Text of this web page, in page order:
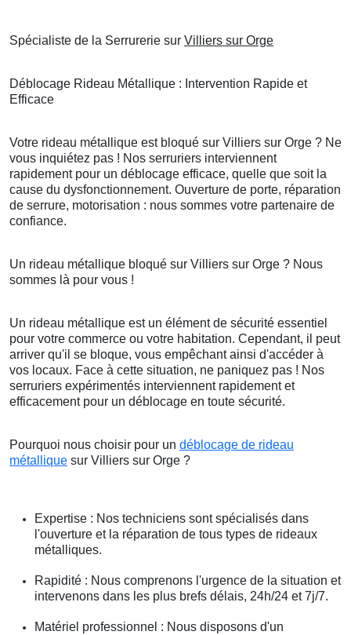
Spécialiste de la Serrurerie sur Villiers sur Orge
Déblocage Rideau Métallique : Intervention Rapide et
Efficace
Votre rideau métallique est bloqué sur Villiers sur Orge ? Ne
vous inquiétez pas ! Nos serruriers interviennent
rapidement pour un déblocage efficace, quelle que soit la
cause du dysfonctionnement. Ouverture de porte, réparation
de serrure, motorisation : nous sommes votre partenaire de
confiance.
Un rideau métallique bloqué sur Villiers sur Orge ? Nous
sommes là pour vous !
Un rideau métallique est un élément de sécurité essentiel
pour votre commerce ou votre habitation. Cependant, il peut
arriver qu'il se bloque, vous empêchant ainsi d'accéder à
vos locaux. Face à cette situation, ne paniquez pas ! Nos
serruriers expérimentés interviennent rapidement et
efficacement pour un déblocage en toute sécurité.
Pourquoi nous choisir pour un déblocage de rideau
métallique sur Villiers sur Orge ?
Expertise : Nos techniciens sont spécialisés dans
l'ouverture et la réparation de tous types de rideaux
métalliques.
Rapidité : Nous comprenons l'urgence de la situation et
intervenons dans les plus brefs délais, 24h/24 et 7j/7.
Matériel professionnel : Nous disposons d'un